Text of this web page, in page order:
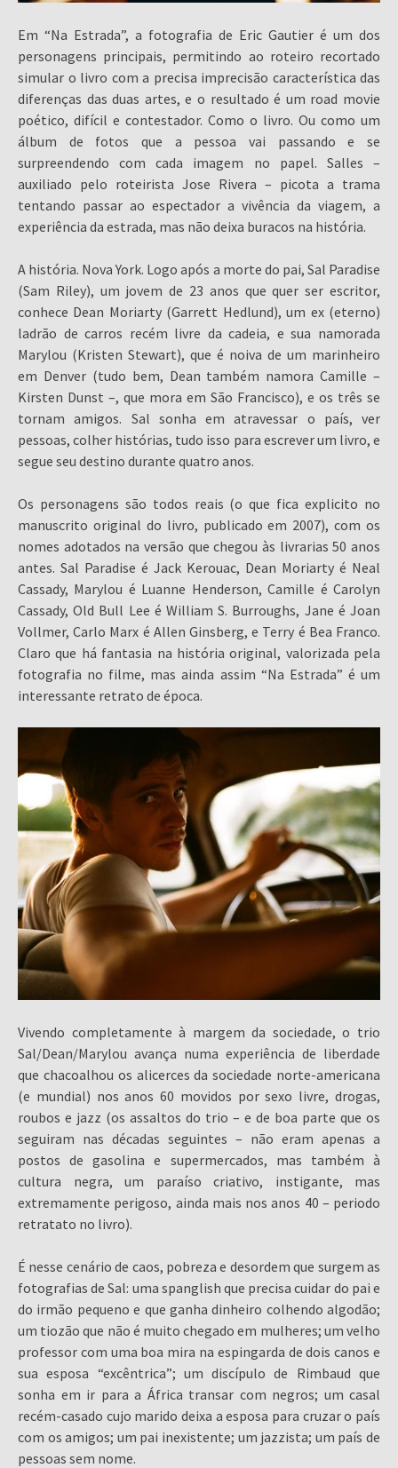
Em “Na Estrada”, a fotografia de Eric Gautier é um dos
personagens principais, permitindo ao roteiro recortado
simular o livro com a precisa imprecisão característica das
diferenças das duas artes, e o resultado é um road movie
poético, difícil e contestador. Como o livro. Ou como um
álbum de fotos que a pessoa vai passando e se
surpreendendo com cada imagem no papel. Salles –
auxiliado pelo roteirista Jose Rivera – picota a trama
tentando passar ao espectador a vivência da viagem, a
experiência da estrada, mas não deixa buracos na história.
A história. Nova York. Logo após a morte do pai, Sal Paradise
(Sam Riley), um jovem de 23 anos que quer ser escritor,
conhece Dean Moriarty (Garrett Hedlund), um ex (eterno)
ladrão de carros recém livre da cadeia, e sua namorada
Marylou (Kristen Stewart), que é noiva de um marinheiro
em Denver (tudo bem, Dean também namora Camille –
Kirsten Dunst –, que mora em São Francisco), e os três se
tornam amigos. Sal sonha em atravessar o país, ver
pessoas, colher histórias, tudo isso para escrever um livro, e
segue seu destino durante quatro anos.
Os personagens são todos reais (o que fica explicito no
manuscrito original do livro, publicado em 2007), com os
nomes adotados na versão que chegou às livrarias 50 anos
antes. Sal Paradise é Jack Kerouac, Dean Moriarty é Neal
Cassady, Marylou é Luanne Henderson, Camille é Carolyn
Cassady, Old Bull Lee é William S. Burroughs, Jane é Joan
Vollmer, Carlo Marx é Allen Ginsberg, e Terry é Bea Franco.
Claro que há fantasia na história original, valorizada pela
fotografia no filme, mas ainda assim “Na Estrada” é um
interessante retrato de época.
Vivendo completamente à margem da sociedade, o trio
Sal/Dean/Marylou avança numa experiência de liberdade
que chacoalhou os alicerces da sociedade norte-americana
(e mundial) nos anos 60 movidos por sexo livre, drogas,
roubos e jazz (os assaltos do trio – e de boa parte que os
seguiram nas décadas seguintes – não eram apenas a
postos de gasolina e supermercados, mas também à
cultura negra, um paraíso criativo, instigante, mas
extremamente perigoso, ainda mais nos anos 40 – periodo
retratato no livro).
É nesse cenário de caos, pobreza e desordem que surgem as
fotografias de Sal: uma spanglish que precisa cuidar do pai e
do irmão pequeno e que ganha dinheiro colhendo algodão;
um tiozão que não é muito chegado em mulheres; um velho
professor com uma boa mira na espingarda de dois canos e
sua esposa “excêntrica”; um discípulo de Rimbaud que
sonha em ir para a África transar com negros; um casal
recém-casado cujo marido deixa a esposa para cruzar o país
com os amigos; um pai inexistente; um jazzista; um país de
pessoas sem nome.